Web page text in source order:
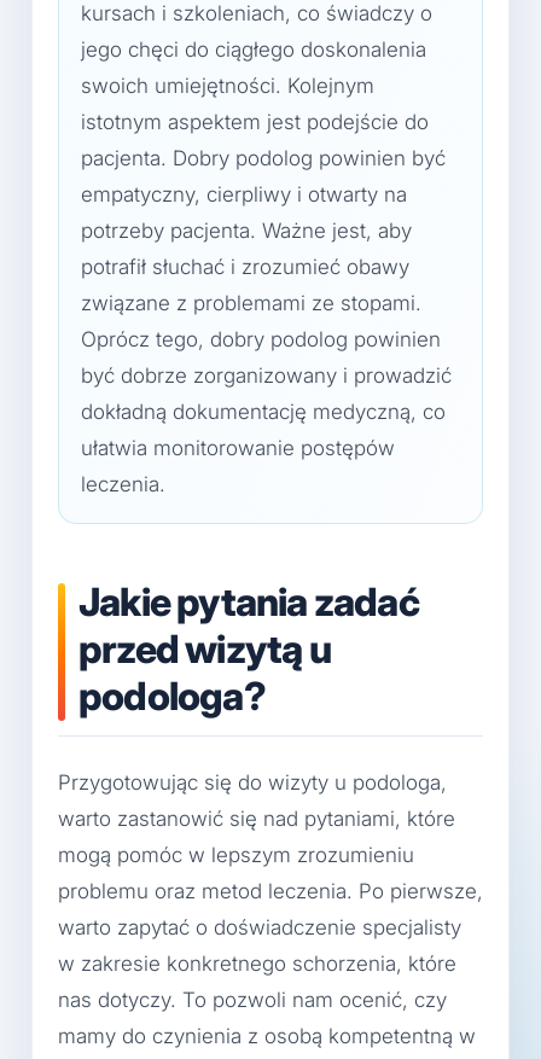
kursach i szkoleniach, co świadczy o
jego chęci do ciągłego doskonalenia
swoich umiejętności. Kolejnym
istotnym aspektem jest podejście do
pacjenta. Dobry podolog powinien być
empatyczny, cierpliwy i otwarty na
potrzeby pacjenta. Ważne jest, aby
potrafił słuchać i zrozumieć obawy
związane z problemami ze stopami.
Oprócz tego, dobry podolog powinien
być dobrze zorganizowany i prowadzić
dokładną dokumentację medyczną, co
ułatwia monitorowanie postępów
leczenia.
Jakie pytania zadać
przed wizytą u
podologa?
Przygotowując się do wizyty u podologa,
warto zastanowić się nad pytaniami, które
mogą pomóc w lepszym zrozumieniu
problemu oraz metod leczenia. Po pierwsze,
warto zapytać o doświadczenie specjalisty
w zakresie konkretnego schorzenia, które
nas dotyczy. To pozwoli nam ocenić, czy
mamy do czynienia z osobą kompetentną w